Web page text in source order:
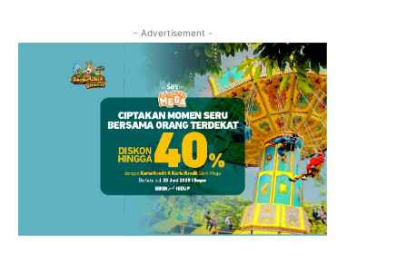
- Advertisement -